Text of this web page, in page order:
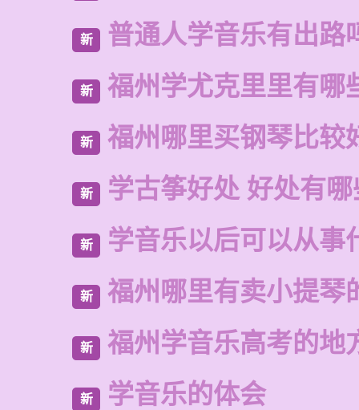
新 普通人学音乐有出路
新 福州学尤克里里有哪
新 福州哪里买钢琴比较
新 学古筝好处 好处有哪
新 学音乐以后可以从事
新 福州哪里有卖小提琴
新 福州学音乐高考的地
新 学音乐的体会